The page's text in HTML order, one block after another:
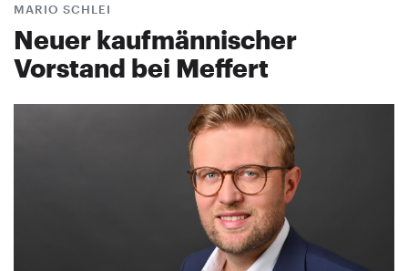
MARIO SCHLEI
Neuer kaufmännischer
Vorstand bei Meffert